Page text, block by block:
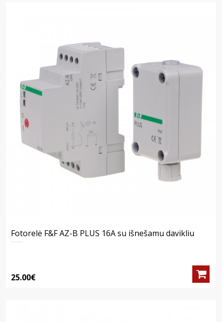
Fotorelė F&F AZ-B PLUS 16A su išnešamu davikliu
25.00€